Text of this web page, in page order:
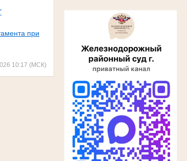
при
10:17 (МСК)